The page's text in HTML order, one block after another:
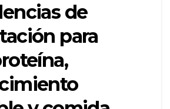
de
para